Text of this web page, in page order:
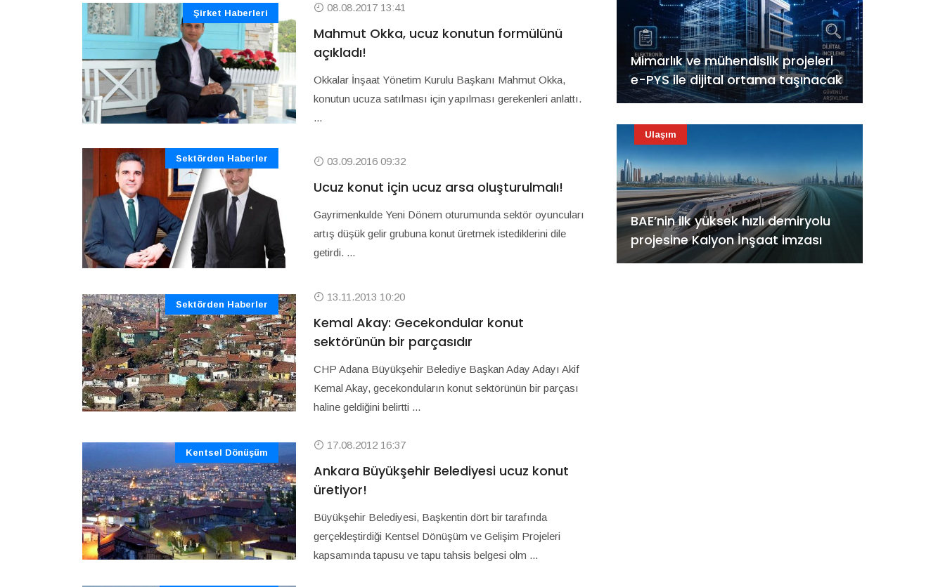
Şirket Haberleri 08.08.2017 13:41
Mahmut Okka, ucuz konutun formülünü
açıkladı!
Okkalar İnşaat Yönetim Kurulu Başkanı Mahmut Okka,
konutun ucuza satılması için yapılması gerekenleri anlattı.
...
Sektörden Haberler 03.09.2016 09:32
Ucuz konut için ucuz arsa oluşturulmalı!
Gayrimenkulde Yeni Dönem oturumunda sektör oyuncuları
artış düşük gelir grubuna konut üretmek istediklerini dile
getirdi. ...
Sektörden Haberler
13.11.2013 10:20
Kemal Akay: Gecekondular konut
sektörünün bir parçasıdır
CHP Adana Büyükşehir Belediye Başkan Aday Adayı Akif
Kemal Akay, gecekonduların konut sektörünün bir parçası
haline geldiğini belirtti ...
Kentsel Dönüşüm
17.08.2012 16:37
Ankara Büyükşehir Belediyesi ucuz konut
üretiyor!
Büyükşehir Belediyesi, Başkentin dört bir tarafında
gerçekleştirdiği Kentsel Dönüşüm ve Gelişim Projeleri
kapsamında tapusu ve tapu tahsis belgesi olm ...
Mimarlık ve mühendislik projeleri
e-PYS ile dijital ortama taşınacak
BAE’nin ilk yüksek hızlı demiryolu
projesine Kalyon İnşaat imzası
Ulaşım